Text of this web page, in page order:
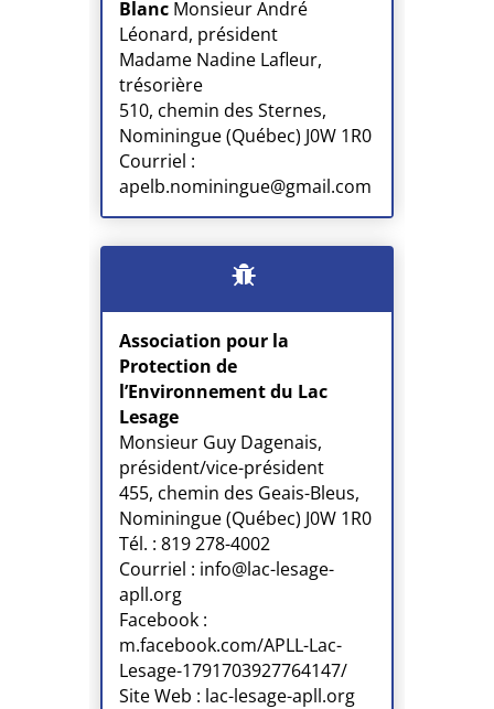
BlancMonsieur André
Léonard, président
Madame Nadine Lafleur,
trésorière
510, chemin des Sternes,
Nominingue (Québec) J0W 1R0
Courriel :
apelb.nominingue@gmail.com
Association pour la
Protection de
l’Environnement du Lac
Lesage
Monsieur Guy Dagenais,
président/vice-président
455, chemin des Geais-Bleus,
Nominingue (Québec) J0W 1R0
Tél. : 819 278-4002
Courriel : info@lac-lesage-
apll.org
Facebook :
m.facebook.com/APLL-Lac-
Lesage-1791703927764147/
Site Web : lac-lesage-apll.org